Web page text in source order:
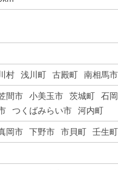
村 浅川町 古殿町 南相馬市
間市 小美玉市 茨城町 石
つくばみらい市 河内町
岡市 下野市 市貝町 壬生町